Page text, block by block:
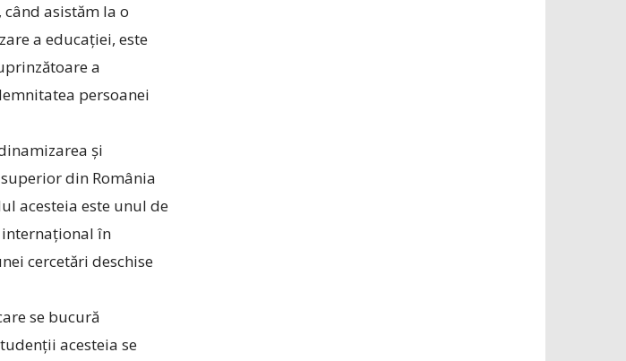
asistăm la o
a educației, este
a
persoanei
și
din România
acesteia este unul de
în
cercetări deschise
se bucură
acesteia se